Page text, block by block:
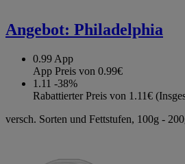
Angebot: Philadelphia
0.99 App
App Preis von 0.99€
1.11 -38%
Rabattierter Preis von 1.11€
versch. Sorten und Fettstufen, 100g -